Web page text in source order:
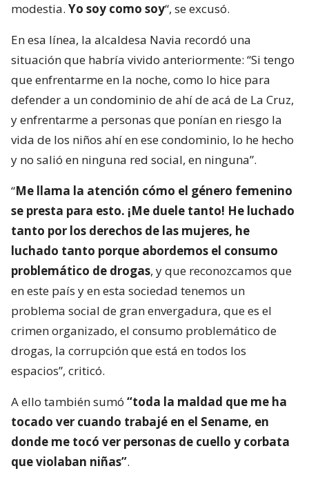
modestia. Yo soy como soy“, se excusó.
En esa línea, la alcaldesa Navia recordó una
situación que habría vivido anteriormente: “Si tengo
que enfrentarme en la noche, como lo hice para
defender a un condominio de ahí de acá de La Cruz,
y enfrentarme a personas que ponían en riesgo la
vida de los niños ahí en ese condominio, lo he hecho
y no salió en ninguna red social, en ninguna”.
“Me llama la atención cómo el género femenino
se presta para esto. ¡Me duele tanto! He luchado
tanto por los derechos de las mujeres, he
luchado tanto porque abordemos el consumo
problemático de drogas, y que reconozcamos que
en este país y en esta sociedad tenemos un
problema social de gran envergadura, que es el
crimen organizado, el consumo problemático de
drogas, la corrupción que está en todos los
espacios”, criticó.
A ello también sumó “toda la maldad que me ha
tocado ver cuando trabajé en el Sename, en
donde me tocó ver personas de cuello y corbata
que violaban niñas”.